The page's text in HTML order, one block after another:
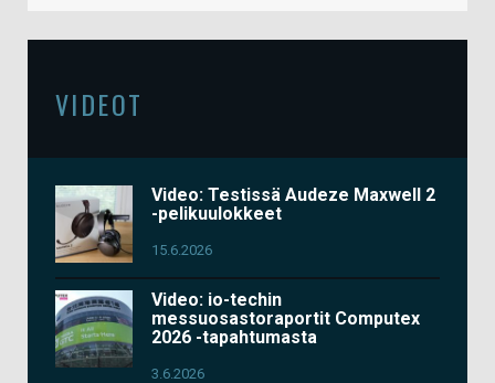
VIDEOT
Video: Testissä Audeze Maxwell 2
-pelikuulokkeet
15.6.2026
Video: io-techin
messuosastoraportit Computex
2026 -tapahtumasta
3.6.2026